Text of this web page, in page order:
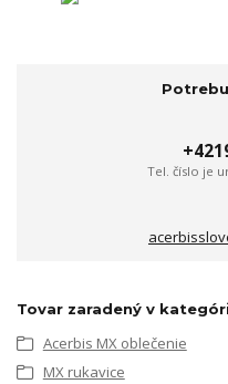
Tel. číslo je
Tovar zaradený v
Acerbis MX oblečenie
MX rukavice